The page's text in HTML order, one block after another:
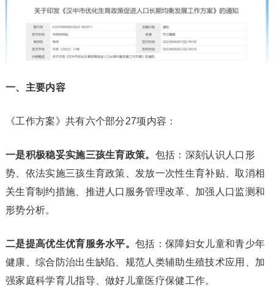
一、主要内容
《工作方案》共有六个部分27项内容：
一是积极稳妥实施三孩生育政策。 包括：深刻认识人口形
势、依法实施三孩生育政策、发放一次性生育补贴、取消相
关生育制约措施、推进人口服务管理改革、加强人口监测和
形势分析。
二是提高优生优育服务水平。包括：保障妇女儿童和青少年
健康、综合防治出生缺陷、规范人类辅助生殖技术应用、加
强家庭科学育儿指导、做好儿童医疗保健工作。